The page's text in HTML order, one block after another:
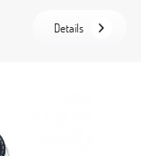
Details